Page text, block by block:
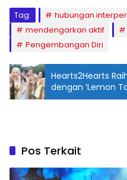
Tag: hubungan
mendengarkan aktif
Pengembangan Diri
Hearts2Hearts
dengan ‘Lemon
Pos Terkait